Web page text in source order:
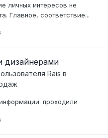
личных интересов не
Главное, соответствие...
дизайнерами
Rais в
проходили